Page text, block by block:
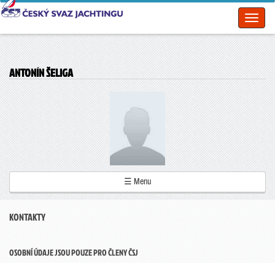
ANTONÍN ŠELIGA
☰ Menu
KONTAKTY
OSOBNÍ ÚDAJE JSOU POUZE PRO ČLENY ČSJ